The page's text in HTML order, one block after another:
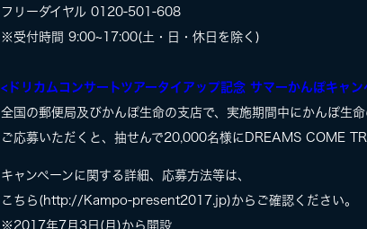
フリーダイヤル 0120-501-608
※受付時間 9:00~17:00(土・日・休日を除く)
<ドリカムコンサートツアータイアップ記念 サマーかんぽキャン
全国の郵便局及びかんぽ生命の支店で、実施期間中にかんぽ生
ご応募いただくと、抽せんで20,000名様にDREAMS COME
キャンペーンに関する詳細、応募方法等は、
こちら(http://Kampo-present2017.jp)からご確認ください。
※2017年7月3日(月)から開設